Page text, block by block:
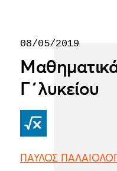
08/05/2019
Γ΄λυκείου
ΠΑΥΛΟΣ